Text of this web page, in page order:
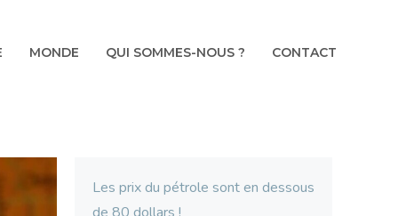
MONDE QUI SOMMES-NOUS ? CONTACT
Les prix du pétrole sont en dessous